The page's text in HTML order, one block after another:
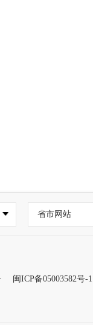
省市网站
闽ICP备05003582号-1